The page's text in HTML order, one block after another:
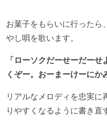
お菓子をもらいに行ったら
やし唄を歌います。
「ローソクだーせーだー
くぞー。おーまーけーにか
リアルなメロディを忠実
りやすくなるように書き